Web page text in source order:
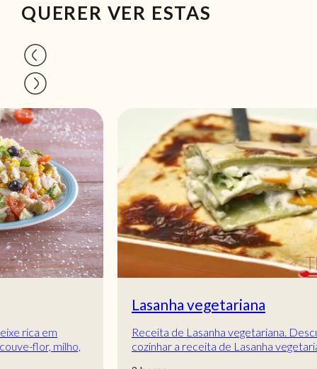
QUERER VER ESTAS
Lasanha vegetariana
Receita de Lasanha vegetariana. Descubra como
cozinhar a receita de Lasanha vegetariana de